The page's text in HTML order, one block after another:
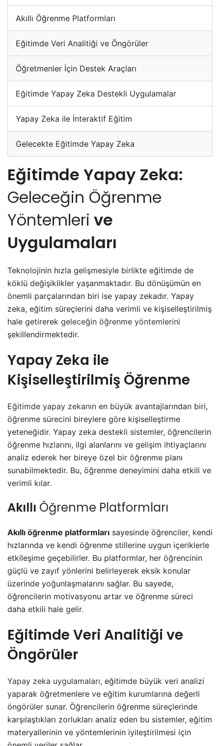
Akıllı Öğrenme Platformları
Eğitimde Veri Analitiği ve Öngörüler
Öğretmenler İçin Destek Araçları
Eğitimde Yapay Zeka Destekli Uygulamalar
Yapay Zeka ile İnteraktif Eğitim
Gelecekte Eğitimde Yapay Zeka
Eğitimde Yapay Zeka:
Geleceğin Öğrenme
Yöntemleri ve
Uygulamaları
Teknolojinin hızla gelişmesiyle birlikte eğitimde de
köklü değişiklikler yaşanmaktadır. Bu dönüşümün en
önemli parçalarından biri ise yapay zekadır. Yapay
zeka, eğitim süreçlerini daha verimli ve kişiselleştirilmiş
hale getirerek geleceğin öğrenme yöntemlerini
şekillendirmektedir.
Yapay Zeka ile
Kişiselleştirilmiş Öğrenme
Eğitimde yapay zekanın en büyük avantajlarından biri,
öğrenme sürecini bireylere göre kişiselleştirme
yeteneğidir. Yapay zeka destekli sistemler, öğrencilerin
öğrenme hızlarını, ilgi alanlarını ve gelişim ihtiyaçlarını
analiz ederek her bireye özel bir öğrenme planı
sunabilmektedir. Bu, öğrenme deneyimini daha etkili ve
verimli kılar.
Akıllı Öğrenme Platformları
Akıllı öğrenme platformları sayesinde öğrenciler, kendi
hızlarında ve kendi öğrenme stillerine uygun içeriklerle
etkileşime geçebilirler. Bu platformlar, her öğrencinin
güçlü ve zayıf yönlerini belirleyerek eksik konular
üzerinde yoğunlaşmalarını sağlar. Bu sayede,
öğrencilerin motivasyonu artar ve öğrenme süreci
daha etkili hale gelir.
Eğitimde Veri Analitiği ve
Öngörüler
Yapay zeka uygulamaları, eğitimde büyük veri analizi
yaparak öğretmenlere ve eğitim kurumlarına değerli
öngörüler sunar. Öğrencilerin öğrenme süreçlerinde
karşılaştıkları zorlukları analiz eden bu sistemler, eğitim
materyallerinin ve yöntemlerinin iyileştirilmesi için